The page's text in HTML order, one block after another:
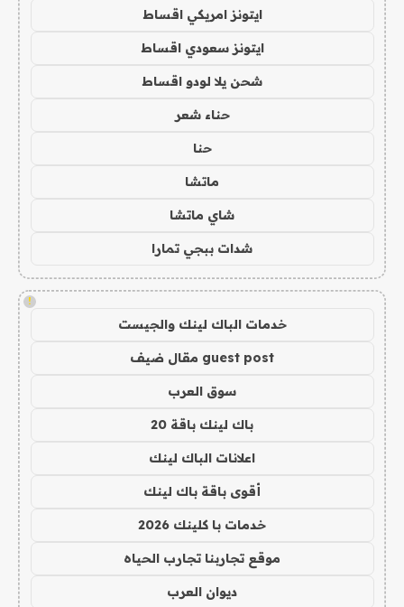
ايتونز امريكي اقساط
ايتونز سعودي اقساط
شحن يلا لودو اقساط
حناء شعر
حنا
ماتشا
شاي ماتشا
شدات ببجي تمارا
!
خدمات الباك لينك والجيست
guest post مقال ضيف
سوق العرب
باك لينك باقة 20
اعلانات الباك لينك
أقوى باقة باك لينك
خدمات با كلينك 2026
موقع تجاربنا تجارب الحياه
ديوان العرب